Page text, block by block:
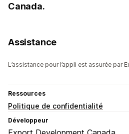
Canada.
Assistance
L’assistance pour l’appli est assurée par
Ressources
Politique de confidentialité
Développeur